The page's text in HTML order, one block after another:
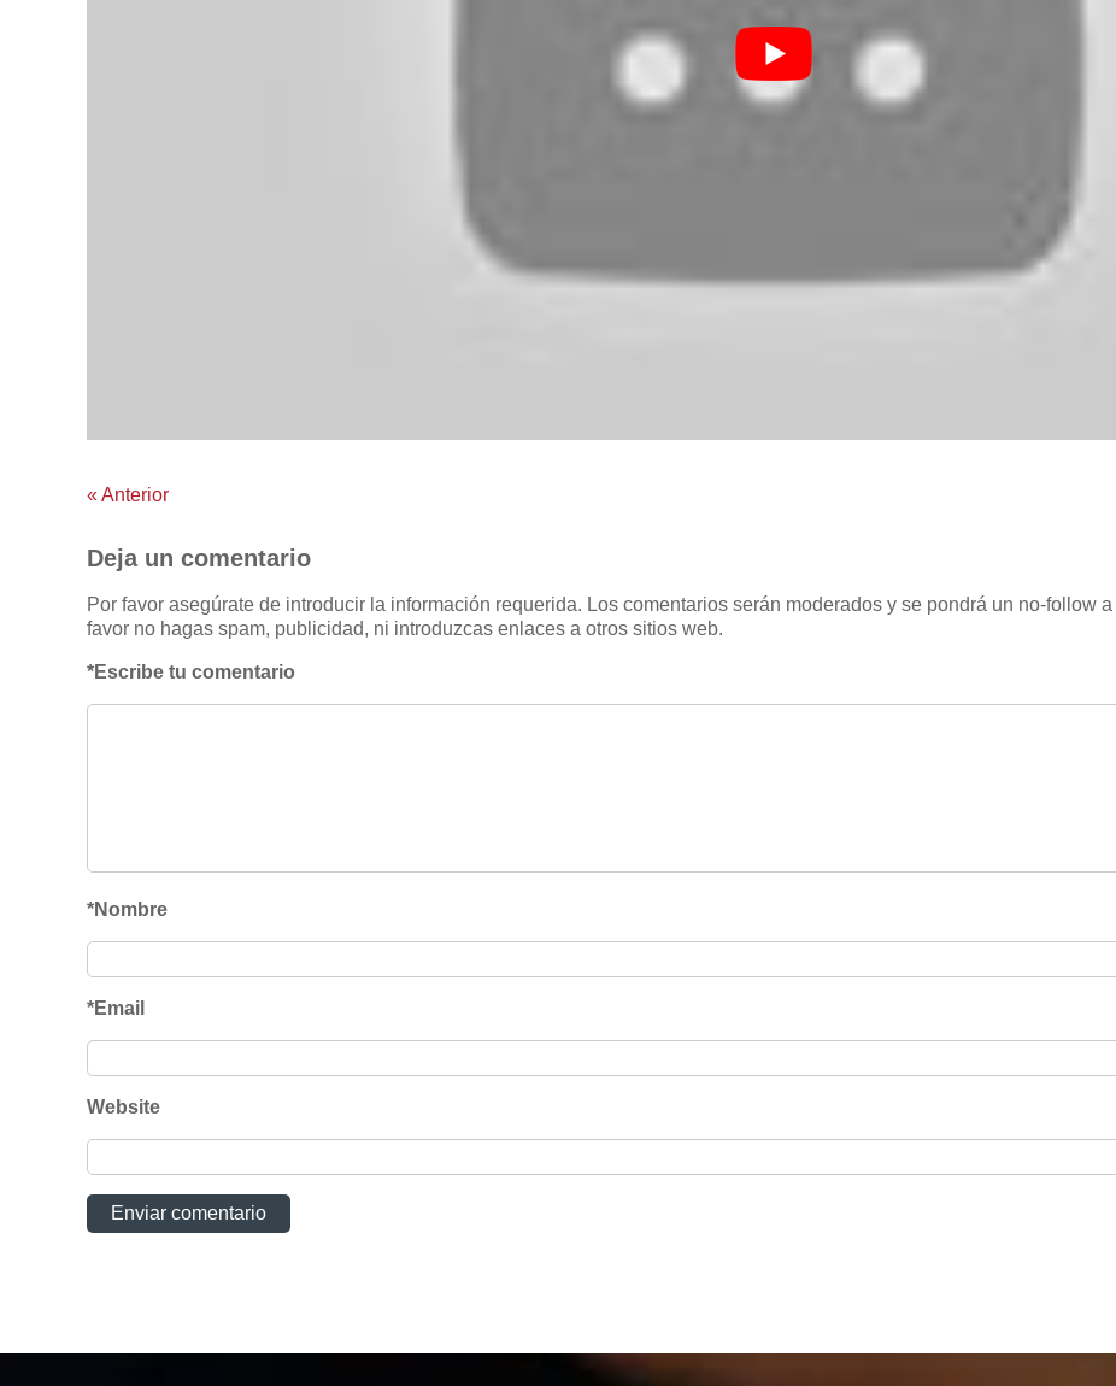
« Anterior
Deja un comentario
Por favor asegúrate de introducir la información requerida. Los comentarios serán moderados y se pondrá un no-follow
favor no hagas spam, publicidad, ni introduzcas enlaces a otros sitios web.
*Escribe tu comentario
*Nombre
*Email
Website